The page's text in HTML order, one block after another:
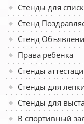
Стенды для
Стенд
Стенд
Права ребенка
Стенды
Стенды для
Стенды для
В спортивный